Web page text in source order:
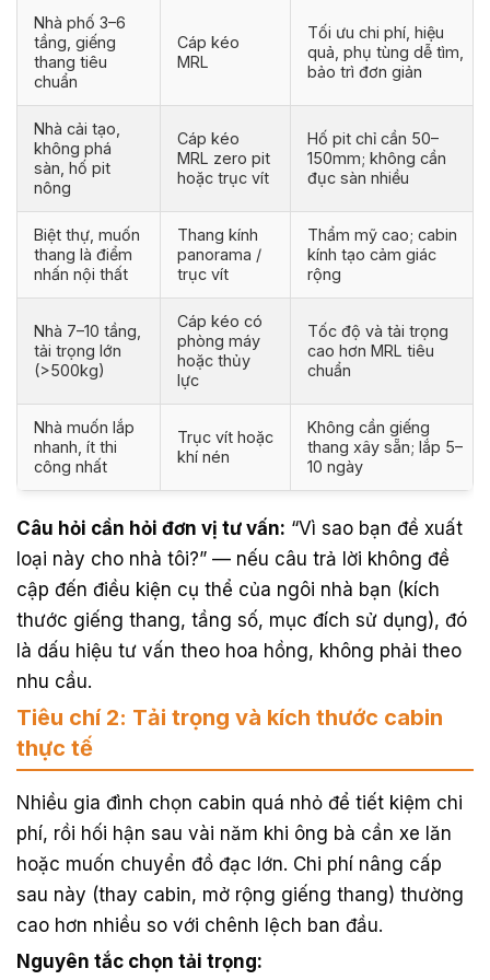
Nhà phố 3–6
tầng, giếng
thang tiêu
chuẩn
Cáp kéo
MRL
Tối ưu chi phí, hiệu
quả, phụ tùng dễ tìm,
bảo trì đơn giản
Nhà cải tạo,
không phá
sàn, hố pit
nông
Cáp kéo
MRL zero pit
hoặc trục vít
Hố pit chỉ cần 50–
150mm; không cần
đục sàn nhiều
Biệt thự, muốn
thang là điểm
nhấn nội thất
Thang kính
panorama /
trục vít
Thẩm mỹ cao; cabin
kính tạo cảm giác
rộng
Nhà 7–10 tầng,
tải trọng lớn
(>500kg)
Cáp kéo có
phòng máy
hoặc thủy
lực
Tốc độ và tải trọng
cao hơn MRL tiêu
chuẩn
Nhà muốn lắp
nhanh, ít thi
công nhất
Trục vít hoặc
khí nén
Không cần giếng
thang xây sẵn; lắp 5–
10 ngày
Câu hỏi cần hỏi đơn vị tư vấn: “Vì sao bạn đề xuất
loại này cho nhà tôi?” — nếu câu trả lời không đề
cập đến điều kiện cụ thể của ngôi nhà bạn (kích
thước giếng thang, tầng số, mục đích sử dụng), đó
là dấu hiệu tư vấn theo hoa hồng, không phải theo
nhu cầu.
Tiêu chí 2: Tải trọng và kích thước cabin
thực tế
Nhiều gia đình chọn cabin quá nhỏ để tiết kiệm chi
phí, rồi hối hận sau vài năm khi ông bà cần xe lăn
hoặc muốn chuyển đồ đạc lớn. Chi phí nâng cấp
sau này (thay cabin, mở rộng giếng thang) thường
cao hơn nhiều so với chênh lệch ban đầu.
Nguyên tắc chọn tải trọng: